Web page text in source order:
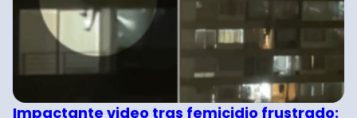
Impactante video tras femicidio frustrado: